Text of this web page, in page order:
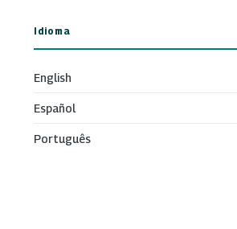
Idioma
English
Español
Português